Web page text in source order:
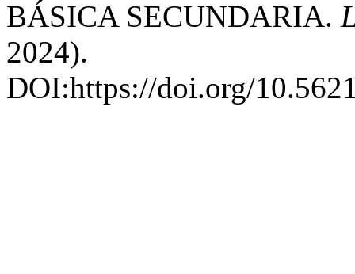
BÁSICA SECUNDARIA.
2024).
DOI:https://doi.org/